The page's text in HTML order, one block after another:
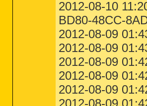
2012-08-10
BD80-48CC-
2012-08-09
2012-08-09
2012-08-09
2012-08-09
2012-08-09